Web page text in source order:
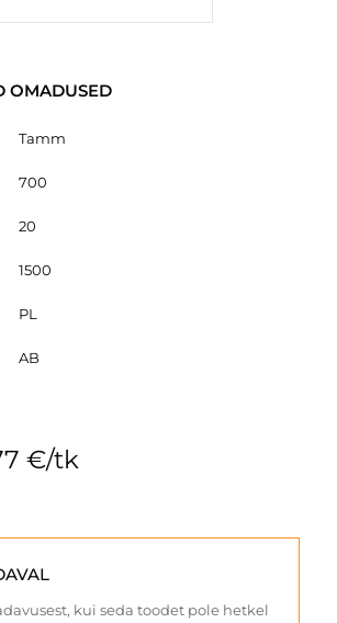
OMADUSED
Tamm
700
20
1500
PL
AB
€/tk
kui seda toodet pole hetkel